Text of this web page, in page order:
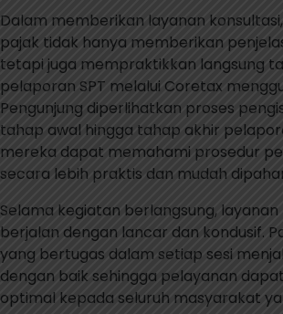
Dalam memberikan layanan
pajak tidak hanya memberikan
tetapi juga mempraktikkan langsung
pelaporan SPT melalui Coretax
Pengunjung diperlihatkan proses
tahap awal hingga tahap akhir
mereka dapat memahami prosedur
secara lebih praktis dan mudah
Selama kegiatan berlangsung, layanan
berjalan dengan lancar dan kondusif.
yang bertugas dalam setiap sesi
dengan baik sehingga pelayanan
optimal kepada seluruh masyarakat